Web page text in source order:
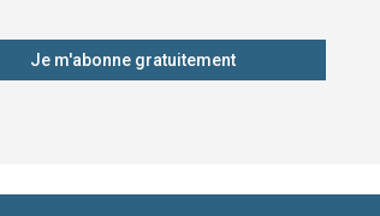
Je m'abonne gratuitement